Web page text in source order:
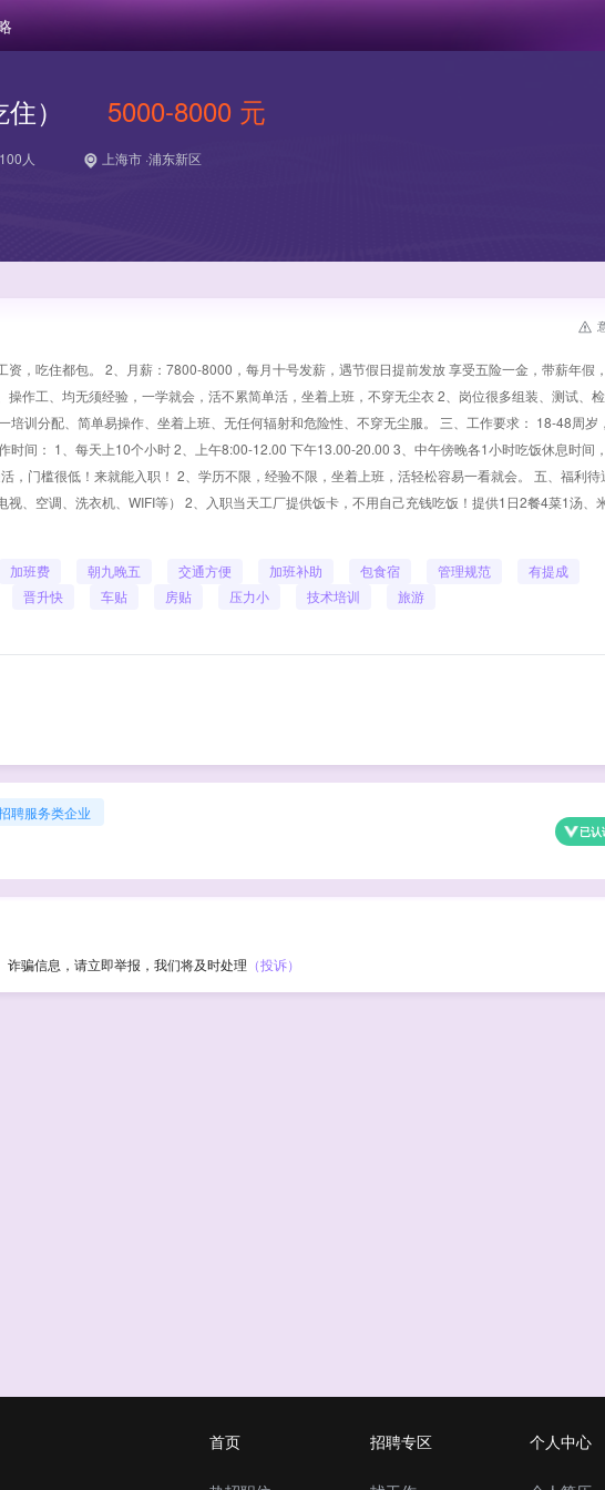
） 5000-8000 元
人 上海市 ·浦东新区
资，吃住都包。 2、月薪：7800-8000，每月十号发薪，遇节假日提前发放 享受五险一金，带薪年假
作工、均无须经验，一学就会，活不累简单活，坐着上班，不穿无尘衣 2、岗位很多组装、测试、检
培训分配、简单易操作、坐着上班、无任何辐射和危险性、不穿无尘服。 三、工作要求： 18-48周岁
间： 1、每天上10个小时 2、上午8:00-12.00 下午13.00-20.00 3、中午傍晚各1小时吃饭休息时间，
，门槛很低！来就能入职！ 2、学历不限，经验不限，坐着上班，活轻松容易一看就会。 五、福利待
、空调、洗衣机、WIFI等） 2、入职当天工厂提供饭卡，不用自己充钱吃饭！提供1日2餐4菜1汤、米
加班费 朝九晚五 交通方便 加班补助 包食宿 管理规范
有提成
晋升快 车贴 房贴 压力小 技术培训 旅游
聘服务类企业
已认
骗信息，请立即举报，我们将及时处理 （投诉）
首页 招聘专区 个人中心